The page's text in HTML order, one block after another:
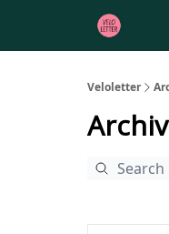
Veloletter